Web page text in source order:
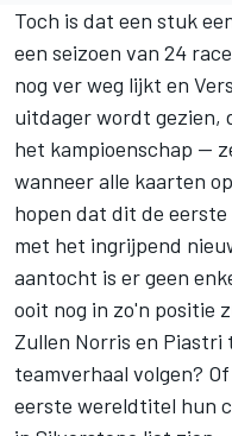
Toch is dat een stuk
een seizoen van 24
nog ver weg lijkt en
uitdager wordt gezien,
het kampioenschap —
wanneer alle kaarten
hopen dat dit de
met het ingrijpend
aantocht is er geen
ooit nog in zo'n positie
Zullen Norris en Piastri
teamverhaal volgen?
eerste wereldtitel hun